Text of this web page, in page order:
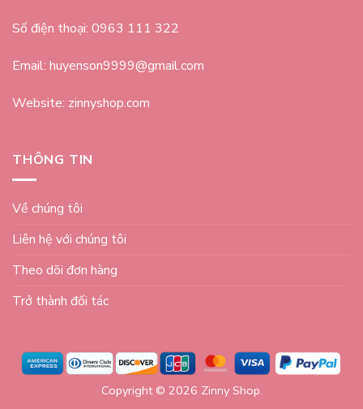
Số điện thoại: 0963 111 322
Email: huyenson9999@gmail.com
Website: zinnyshop.com
THÔNG TIN
Về chúng tôi
Liên hệ với chúng tôi
Theo dõi đơn hàng
Trở thành đối tác
Copyright © 2026 Zinny Shop.